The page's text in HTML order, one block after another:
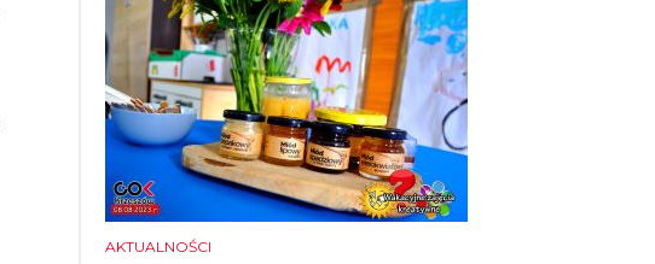
AKTUALNOŚCI